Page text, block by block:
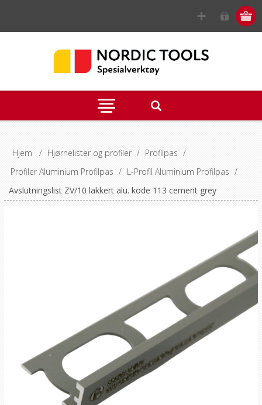
Hjem / Hjørnelister og profiler / Profilpas /
Profiler Aluminium Profilpas / L-Profil Aluminium Profilpas /
Avslutningslist ZV/10 lakkert alu. kode 113 cement grey